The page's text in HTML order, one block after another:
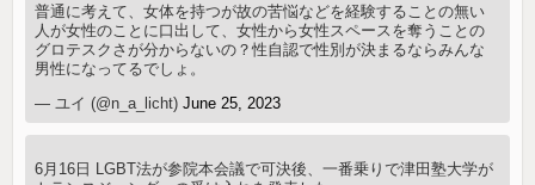
普通に考えて、女体を持つが故の苦悩などを経験することの無い
人が女性のことに口出して、女性から女性スペースを奪うことの
グロテスクさが分からないの？性自認で性別が決まるならみんな
男性になってるでしょ。
— ユイ (@n_a_licht)June 25, 2023
6月16日 LGBT法が参院本会議で可決後、一番乗りで津田塾大学が